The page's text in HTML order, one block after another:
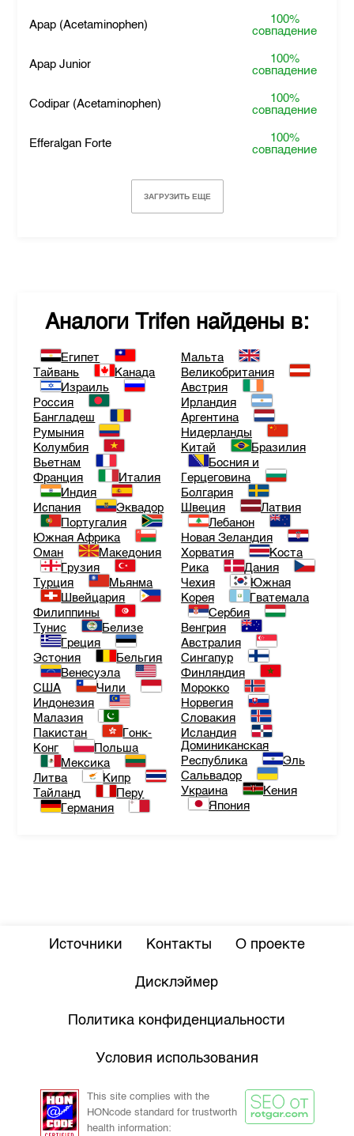
Apap (Acetaminophen)
100%
совпадение
Apap Junior
100%
совпадение
Codipar (Acetaminophen)
100%
совпадение
Efferalgan Forte
100%
совпадение
ЗАГРУЗИТЬ ЕЩЕ
Аналоги Trifen найдены в:
Египет
Тайвань
Канада
Израиль
Россия
Бангладеш
Румыния
Колумбия
Вьетнам
Франция
Италия
Индия
Испания
Эквадор
Португалия
Южная Африка
Оман
Македония
Грузия
Турция
Мьянма
Швейцария
Филиппины
Тунис
Белизе
Греция
Эстония
Бельгия
Венесуэла
США
Чили
Индонезия
Малазия
Пакистан
Гонк-
Конг
Польша
Мексика
Литва
Кипр
Тайланд
Перу
Германия
Мальта
Великобритания
Австрия
Ирландия
Аргентина
Нидерланды
Китай
Бразилия
Босния и
Герцеговина
Болгария
Швеция
Латвия
Лебанон
Новая Зеландия
Хорватия
Коста
Рика
Дания
Чехия
Южная
Корея
Гватемала
Сербия
Венгрия
Австралия
Сингапур
Финляндия
Морокко
Норвегия
Словакия
Исландия
Доминиканская
Республика
Эль
Сальвадор
Украина
Кения
Япония
Источники Контакты О проекте
Дисклэймер
Политика конфиденциальности
Условия использования
This site complies with the
HONcode standard for trustworth
health information: